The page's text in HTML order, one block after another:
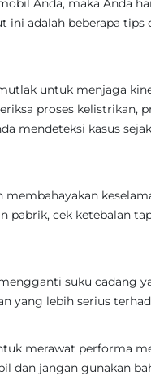
Anda, maka Anda
adalah beberapa tips
untuk menjaga
proses kelistrikan,
mendeteksi kasus
pabrik, cek ketebalan
suku cadang
yang lebih serius
merawat performa
dan jangan gunakan